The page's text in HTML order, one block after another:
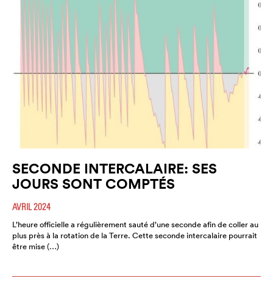
SECONDE INTERCALAIRE: SES
JOURS SONT COMPTÉS
AVRIL 2024
L’heure officielle a régulièrement sauté d’une seconde afin de coller au
plus près à la rotation de la Terre. Cette seconde intercalaire pourrait
être mise (…)